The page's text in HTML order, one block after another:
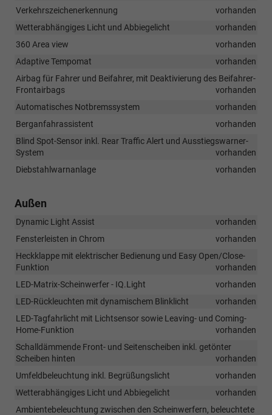
Verkehrszeichenerkennung
vorhanden
Wetterabhängiges Licht und Abbiegelicht
vorhanden
360 Area view
vorhanden
Adaptive Tempomat
vorhanden
Airbag für Fahrer und Beifahrer, mit Deaktivierung des Beifahrer-
Frontairbags
vorhanden
Automatisches Notbremssystem
vorhanden
Berganfahrassistent
vorhanden
Blind Spot-Sensor inkl. Rear Traffic Alert und Ausstiegswarner-
System
vorhanden
Diebstahlwarnanlage
vorhanden
Außen
Dynamic Light Assist
vorhanden
Fensterleisten in Chrom
vorhanden
Heckklappe mit elektrischer Bedienung und Easy Open/Close-
Funktion
vorhanden
LED-Matrix-Scheinwerfer - IQ.Light
vorhanden
LED-Rückleuchten mit dynamischem Blinklicht
vorhanden
LED-Tagfahrlicht mit Lichtsensor sowie Leaving- und Coming-
Home-Funktion
vorhanden
Schalldämmende Front- und Seitenscheiben inkl. getönter
Scheiben hinten
vorhanden
Umfeldbeleuchtung inkl. Begrüßungslicht
vorhanden
Wetterabhängiges Licht und Abbiegelicht
vorhanden
Ambientebeleuchtung zwischen den Scheinwerfern, beleuchtete